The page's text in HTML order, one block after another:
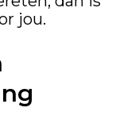
jou.